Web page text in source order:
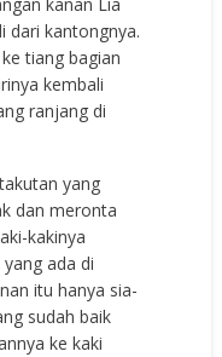
dari kantongnya.
tiang bagian
kembali
ranjang di
yang
dan meronta
kakinya
ada di
itu hanya sia-
sudah baik
ke kaki